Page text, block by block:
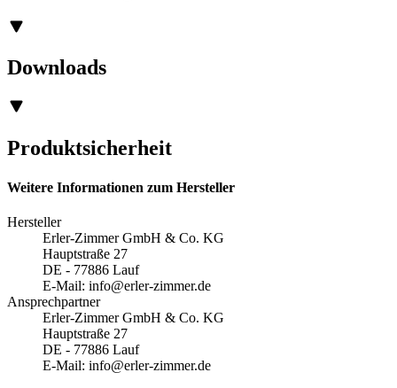
Downloads
Produktsicherheit
Weitere Informationen zum Hersteller
Hersteller
Erler-Zimmer GmbH & Co. KG
Hauptstraße 27
DE - 77886 Lauf
E-Mail: info@erler-zimmer.de
Ansprechpartner
Erler-Zimmer GmbH & Co. KG
Hauptstraße 27
DE - 77886 Lauf
E-Mail: info@erler-zimmer.de